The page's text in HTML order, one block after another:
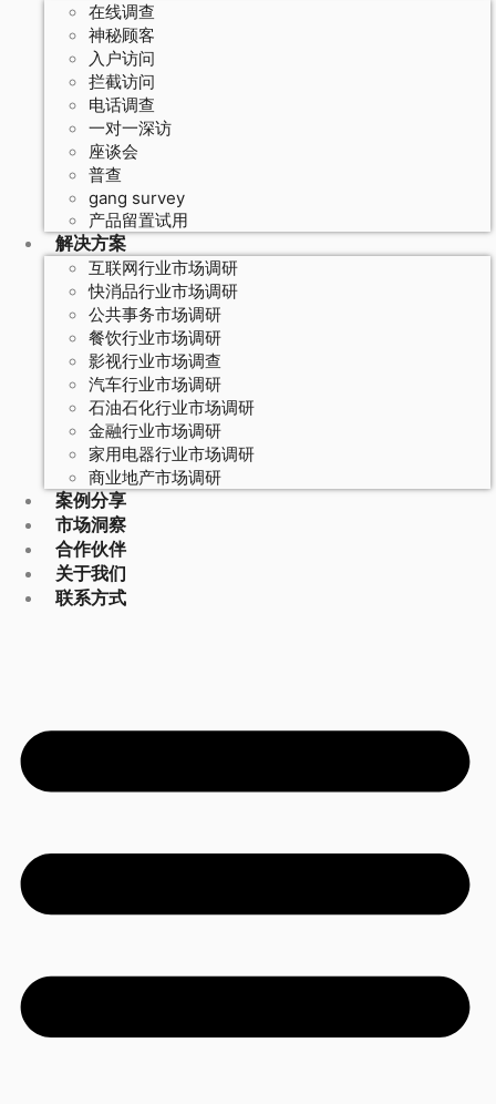
在线调查
神秘顾客
入户访问
拦截访问
电话调查
一对一深访
座谈会
普查
gang survey
产品留置试用
解决方案
互联网行业市场调研
快消品行业市场调研
公共事务市场调研
餐饮行业市场调研
影视行业市场调查
汽车行业市场调研
石油石化行业市场调研
金融行业市场调研
家用电器行业市场调研
商业地产市场调研
案例分享
市场洞察
合作伙伴
关于我们
联系方式